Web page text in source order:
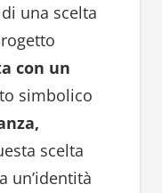
una scelta
con un
simbolico
scelta
un’identità